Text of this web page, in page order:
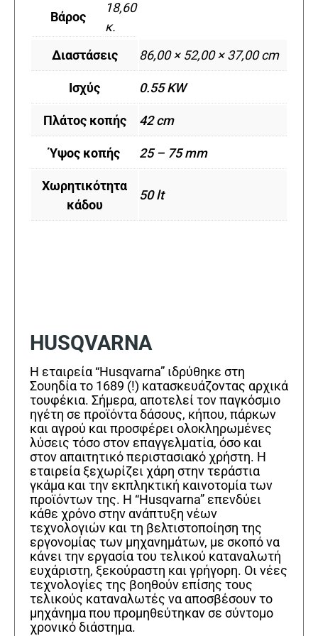
Βάρος
18,60
κ.
Διαστάσεις
86,00 × 52,00 × 37,00 cm
Ισχύς 0.55 KW
Πλάτος κοπής 42 cm
Ύψος κοπής 25 – 75 mm
Χωρητικότητα
κάδου
50 lt
HUSQVARNA
Η εταιρεία “Husqvarna” ιδρύθηκε στη
Σουηδία το 1689 (!) κατασκευάζοντας αρχικά
τουφέκια. Σήμερα, αποτελεί τον παγκόσμιο
ηγέτη σε προϊόντα δάσους, κήπου, πάρκων
και αγρού και προσφέρει ολοκληρωμένες
λύσεις τόσο στον επαγγελματία, όσο και
στον απαιτητικό περιστασιακό χρήστη. Η
εταιρεία ξεχωρίζει χάρη στην τεράστια
γκάμα και την εκπληκτική καινοτομία των
προϊόντων της. Η “Husqvarna” επενδύει
κάθε χρόνο στην ανάπτυξη νέων
τεχνολογιών και τη βελτιστοποίηση της
εργονομίας των μηχανημάτων, με σκοπό να
κάνει την εργασία του τελικού καταναλωτή
ευχάριστη, ξεκούραστη και γρήγορη. Οι νέες
τεχνολογίες της βοηθούν επίσης τους
τελικούς καταναλωτές να αποσβέσουν το
μηχάνημα που προμηθεύτηκαν σε σύντομο
χρονικό διάστημα.